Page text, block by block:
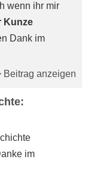
wenn ihr mir
Kunze
Dank im
Beitrag anzeigen
im